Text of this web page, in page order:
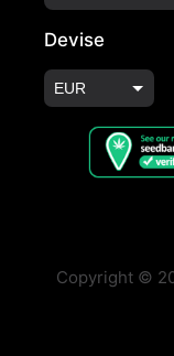
Devise
EUR
Copyright ©